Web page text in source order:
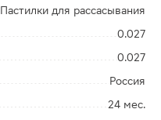
Пастилки для рассасывания
0.027
0.027
Россия
24 мес.